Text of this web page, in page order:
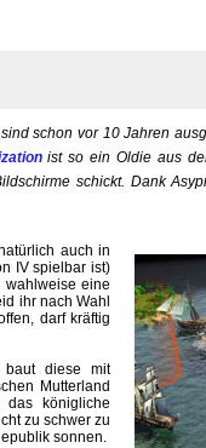
schon vor 10 Jahren
ist so ein Oldie aus
schickt. Dank
auch in
IV spielbar ist)
wahlweise eine
ihr nach Wahl
darf kräftig
baut diese mit
Mutterland
das königliche
zu schwer zu
sonnen.